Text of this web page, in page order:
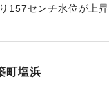
157センチ水位が上
鉄道橋下附近まで、
町塩浜